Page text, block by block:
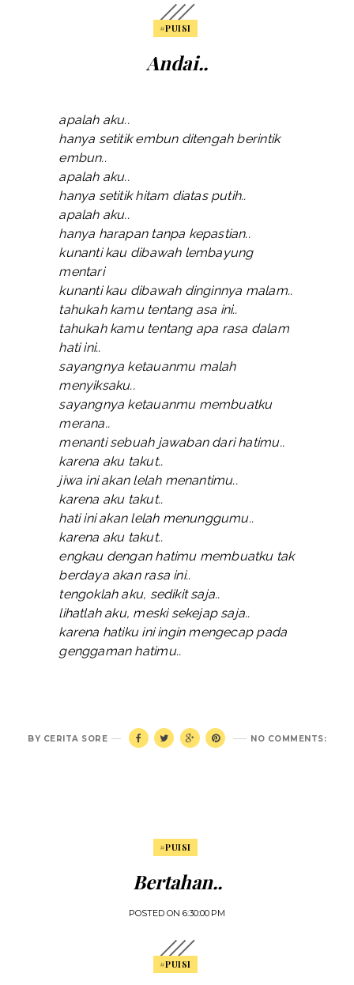
#PUISI
Andai..
apalah aku..
hanya setitik embun ditengah berintik
embun..
apalah aku..
hanya setitik hitam diatas putih..
apalah aku..
hanya harapan tanpa kepastian..
kunanti kau dibawah lembayung
mentari
kunanti kau dibawah dinginnya malam..
tahukah kamu tentang asa ini..
tahukah kamu tentang apa rasa dalam
hati ini..
sayangnya ketauanmu malah
menyiksaku..
sayangnya ketauanmu membuatku
merana..
menanti sebuah jawaban dari hatimu..
karena aku takut..
jiwa ini akan lelah menantimu..
karena aku takut..
hati ini akan lelah menunggumu..
karena aku takut..
engkau dengan hatimu membuatku tak
berdaya akan rasa ini..
tengoklah aku, sedikit saja..
lihatlah aku, meski sekejap saja..
karena hatiku ini ingin mengecap pada
genggaman hatimu..
NO COMMENTS:
BY CERITA SORE
#PUISI
Bertahan..
POSTED ON 6:30:00 PM
#PUISI